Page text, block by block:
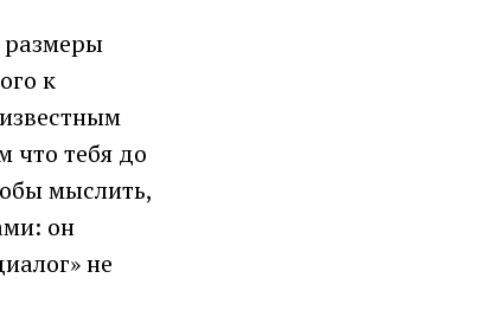
к
что тебя до
мыслить,
он
не